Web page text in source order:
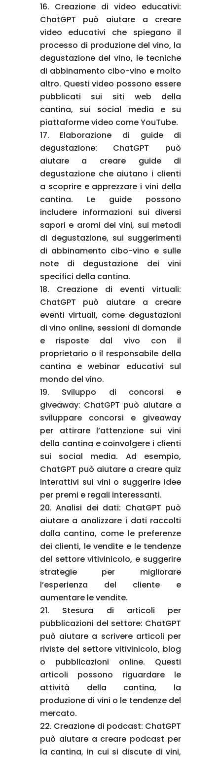
Creazione di video educativi:
ChatGPT può aiutare a creare
video educativi che spiegano il
processo di produzione del vino, la
degustazione del vino, le tecniche
di abbinamento cibo-vino e molto
altro. Questi video possono essere
pubblicati sui siti web della
cantina, sui social media e su
piattaforme video come YouTube.
Elaborazione di guide di
degustazione: ChatGPT può
aiutare a creare guide di
degustazione che aiutano i clienti
a scoprire e apprezzare i vini della
cantina. Le guide possono
includere informazioni sui diversi
sapori e aromi dei vini, sui metodi
di degustazione, sui suggerimenti
di abbinamento cibo-vino e sulle
note di degustazione dei vini
specifici della cantina.
Creazione di eventi virtuali:
ChatGPT può aiutare a creare
eventi virtuali, come degustazioni
di vino online, sessioni di domande
e risposte dal vivo con il
proprietario o il responsabile della
cantina e webinar educativi sul
mondo del vino.
Sviluppo di concorsi e
giveaway: ChatGPT può aiutare a
sviluppare concorsi e giveaway
per attirare l’attenzione sui vini
della cantina e coinvolgere i clienti
sui social media. Ad esempio,
ChatGPT può aiutare a creare quiz
interattivi sui vini o suggerire idee
per premi e regali interessanti.
Analisi dei dati: ChatGPT può
aiutare a analizzare i dati raccolti
dalla cantina, come le preferenze
dei clienti, le vendite e le tendenze
del settore vitivinicolo, e suggerire
strategie per migliorare
l’esperienza del cliente e
aumentare le vendite.
Stesura di articoli per
pubblicazioni del settore: ChatGPT
può aiutare a scrivere articoli per
riviste del settore vitivinicolo, blog
o pubblicazioni online. Questi
articoli possono riguardare le
attività della cantina, la
produzione di vini o le tendenze del
mercato.
Creazione di podcast: ChatGPT
può aiutare a creare podcast per
la cantina, in cui si discute di vini,